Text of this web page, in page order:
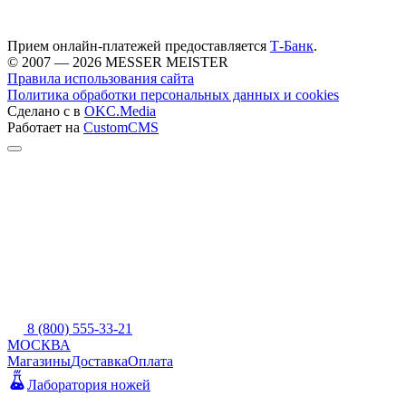
Прием онлайн-платежей предоставляется Т-Банк.
© 2007 — 2026 MESSER MEISTER
Правила использования сайта
Политика обработки персональных данных и cookies
Сделано с в OKC.Media
Работает на CustomCMS
8 (800) 555-33-21
МОСКВА
МагазиныДоставкаОплата
Лаборатория ножей